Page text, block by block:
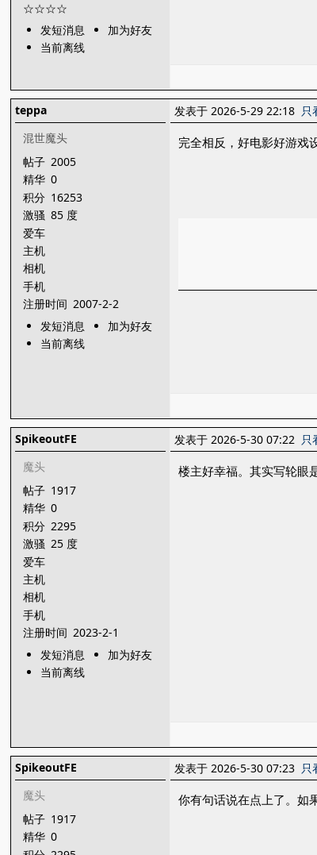
发短消息
加为好友
当前离线
teppa
混世魔头
帖子 2005
精华 0
积分 16253
激骚 85 度
爱车
主机
相机
手机
注册时间 2007-2-2
发短消息
加为好友
当前离线
发表于 2026-5-29 22:18 只
完全相反，好电影好游戏
SpikeoutFE
魔头
帖子 1917
精华 0
积分 2295
激骚 25 度
爱车
主机
相机
手机
注册时间 2023-2-1
发短消息
加为好友
当前离线
发表于 2026-5-30 07:22 只
楼主好幸福。其实写轮眼
SpikeoutFE
魔头
帖子 1917
精华 0
发表于 2026-5-30 07:23 只
你有句话说在点上了。如